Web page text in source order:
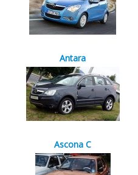
Contact
Antara
Ascona C